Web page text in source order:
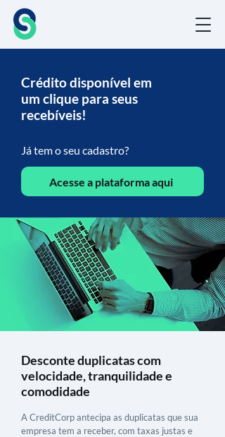
Crédito disponível em
um clique para seus
recebíveis!
Já tem o seu cadastro?
Acesse a plataforma aqui
Desconte duplicatas com
velocidade, tranquilidade e
comodidade
A CreditCorp antecipa as duplicatas que sua
empresa tem a receber, com taxas justas e